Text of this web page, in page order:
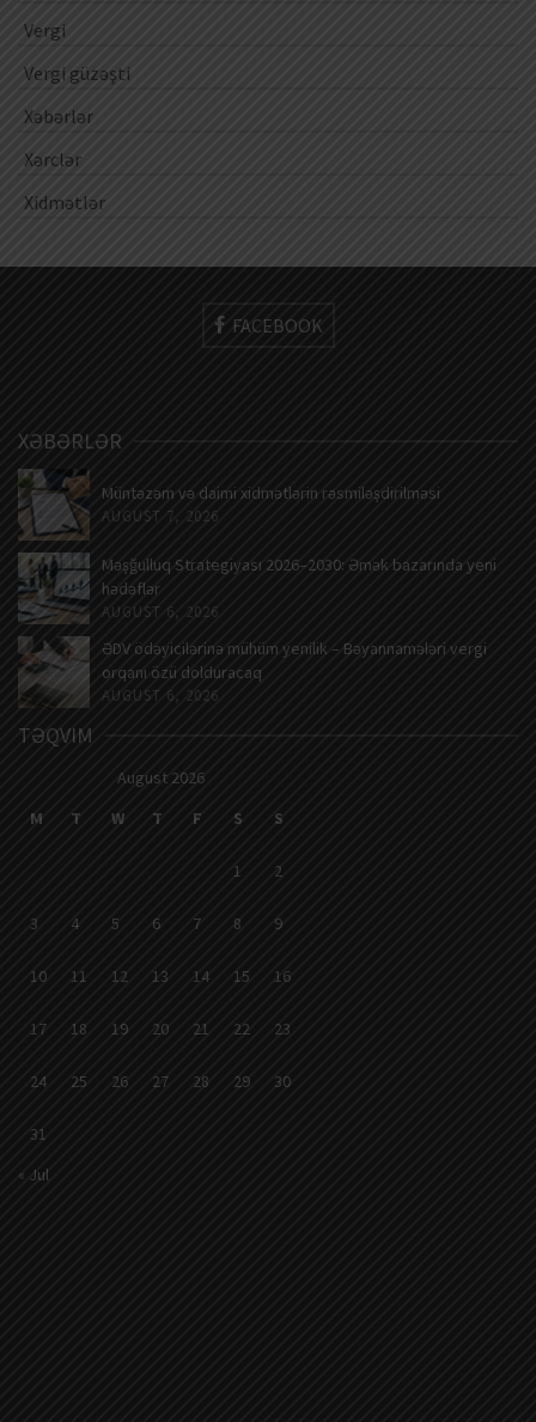
Vergi
Vergi güzəşti
Xəbərlər
Xərclər
Xidmətlər
FACEBOOK
XƏBƏRLƏR
Müntəzəm və daimi xidmətlərin rəsmiləşdirilməsi
AUGUST 7, 2026
Məşğulluq Strategiyası 2026–2030: Əmək bazarında yeni
hədəflər
AUGUST 6, 2026
ƏDV ödəyicilərinə mühüm yenilik – Bəyannamələri vergi
orqanı özü dolduracaq
AUGUST 6, 2026
TƏQVIM
August 2026
M
T W T F S S
1 2
3 4 5 6 7 8 9
10 11 12 13 14 15 16
17 18 19 20 21 22 23
24 25 26 27 28 29 30
31
« Jul